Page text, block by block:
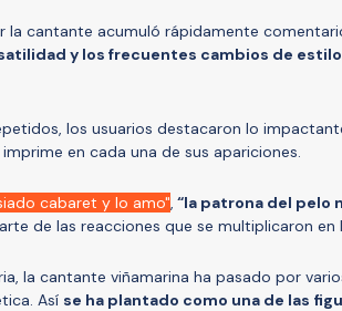
la cantante acumuló rápidamente
y los frecuentes cambios de estilo
los usuarios destacaron lo
en cada una de sus apariciones.
cabaret y lo amo", “la patrona del pelo
de las reacciones que se multiplicaron en
la cantante viñamarina ha pasado por
Así se ha plantado como una de las